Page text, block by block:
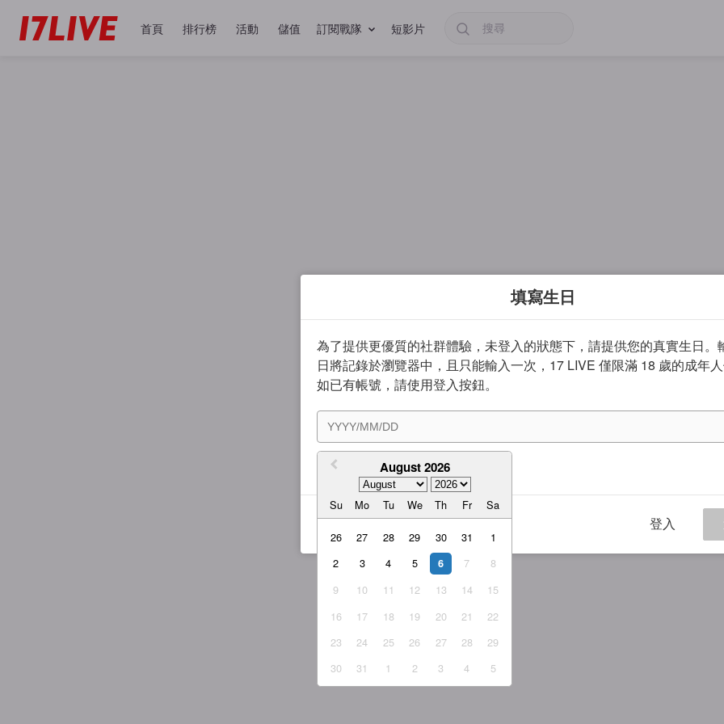
首頁 排行榜 活動 儲值 訂閱戰隊 短影片
填寫生日
為了提供更優質的社群體驗，未登入的狀態下，請提供您的真實生日。
日將記錄於瀏覽器中，且只能輸入一次，17 LIVE 僅限滿 18 歲的成年人
如已有帳號，請使用登入按鈕。
August 2026
Su Mo Tu We Th Fr Sa
26 27 28 29 30 31
1
2
3 4 5 6 7
8
9
10 11 12 13 14
15
16
17 18 19 20 21
22
23
24 25 26 27 28
29
30
31 1 2 3 4 5
我同意 服務條款與隱私權政策
登入